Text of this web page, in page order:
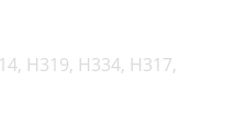
H319, H334, H317,